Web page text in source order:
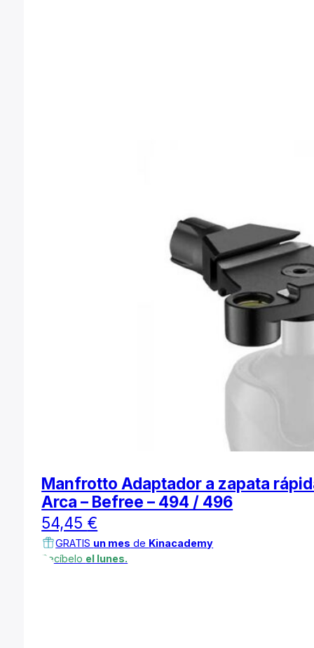
Manfrotto Adaptador a zapata
Arca – Befree – 494 / 496
54,45 €
GRATIS un mes de Kinacademy
Recíbelo el lunes.